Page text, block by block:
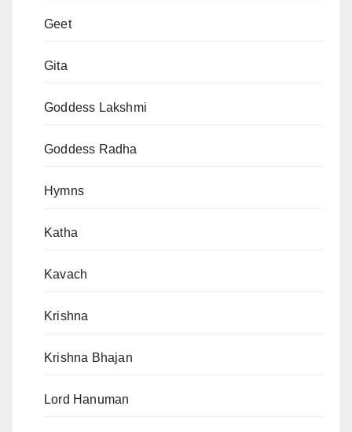
Geet
Gita
Goddess Lakshmi
Goddess Radha
Hymns
Katha
Kavach
Krishna
Krishna Bhajan
Lord Hanuman